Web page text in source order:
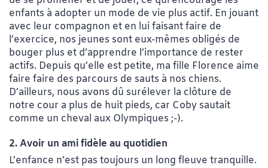
enfants à adopter un mode de vie plus actif. En jouant
avec leur compagnon et en lui faisant faire de
l’exercice, nos jeunes sont eux-mêmes obligés de
bouger plus et d’apprendre l’importance de rester
actifs. Depuis qu’elle est petite, ma fille Florence aime
faire faire des parcours de sauts à nos chiens.
D’ailleurs, nous avons dû surélever la clôture de
notre cour a plus de huit pieds, car Coby sautait
comme un cheval aux Olympiques ;-).
2. Avoir un ami fidèle au quotidien
L’enfance n’est pas toujours un long fleuve tranquille.